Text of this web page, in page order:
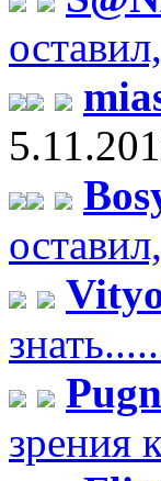
зрения